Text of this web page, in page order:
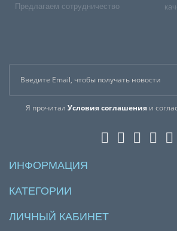
Предлагаем сотрудничество
Я прочитал Условия соглашенияи
ИНФОРМАЦИЯ
КАТЕГОРИИ
ЛИЧНЫЙ КАБИНЕТ